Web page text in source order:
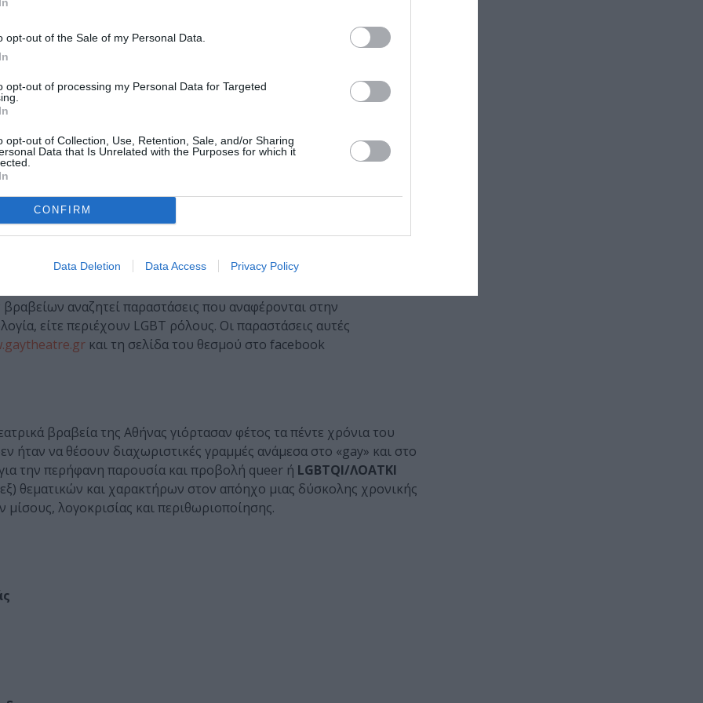
opt-out of the Sale of my Personal Data.
opt-out of processing my Personal Data for Targeted
opt-out of Collection, Use, Retention, Sale, and/or Sharing
Data that Is Unrelated with the Purposes for which it
CONFIRM
Data Deletion Data Access Privacy Policy
Τέρλες)
(Μηχανικοί Καταρράκτες)
Σοφία Φιλιππίδου, Ερμηνείες Χάρης Αττώνης και Πάνος
Στέφανος Χυτήρης /
Λένα Πλάτωνος, στίχοι Ελένη Φωτάκη)
Λιάκουρα (Περί Φύσεως)
(L.A. Theater, κείμενο/σκηνοθεσία Βαλεντίνος Τσίλογλου)
αναλυτικότερα στον επίσημο ιστότοποwww.gaytheatre.gr
αναζητεί παραστάσεις που αναφέρονται στην
είτε περιέχουν LGBT ρόλους. Οι παραστάσεις αυτές
και τη σελίδα του θεσμού στο facebook
βραβεία της Αθήνας γιόρτασαν φέτος τα πέντε χρόνια του
να θέσουν διαχωριστικές γραμμές ανάμεσα στο «gay» και στο
την περήφανη παρουσία και προβολή queer ή LGBTQI/ΛΟΑΤKI
θεματικών και χαρακτήρων στον απόηχο μιας δύσκολης χρονικής
λογοκρισίας και περιθωριοποίησης.